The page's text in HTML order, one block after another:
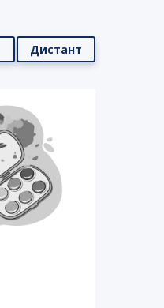
Дистант